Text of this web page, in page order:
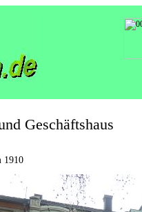
Geschäftshaus
1910